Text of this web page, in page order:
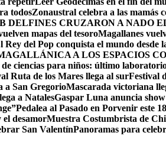
todosZonaustral celebra a las mamás
DELFINES CRUZARON A NADO
mapas del tesoroMagallanes
Rey del Pop conquista el mundo
A LOS ESPACIOS
ciencias para niños: último
Ruta de los Mares llega al surFestival
a San GregorioMascarada victoriana
a NatalesGaspar Luna anuncia
Pedalea al Pasado en Porvenir este
el desamorMuestra Costumbrista de
San ValentínPanoramas para